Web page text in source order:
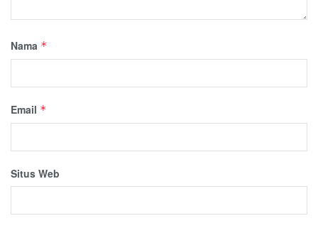
Nama *
Email *
Situs Web